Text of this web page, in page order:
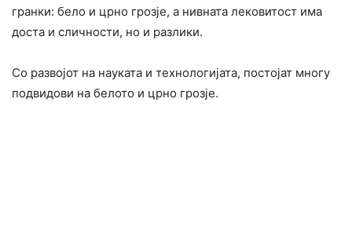
гранки: бело и црно грозје, а нивната лековитост има
доста и сличности, но и разлики.
Со развојот на науката и технологијата, постојат многу
подвидови на белото и црно грозје.